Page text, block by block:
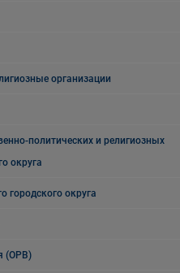
организации
политических и религиозных
округа
городского округа
(ОРВ)